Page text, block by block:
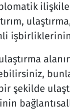
şekilde